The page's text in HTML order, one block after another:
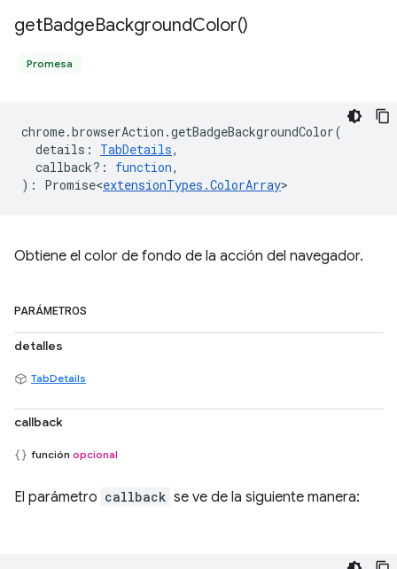
getBadgeBackgroundColor()
Promesa
chrome.browserAction .getBadgeBackgroundColor(
details : TabDetails,
callback? : function,
) : Promise<extensionTypes .ColorArray>
Obtiene el color de fondo de la acción del navegador.
PARÁMETROS
detalles
TabDetails
callback
función opcional
El parámetro callback se ve de la siguiente manera: